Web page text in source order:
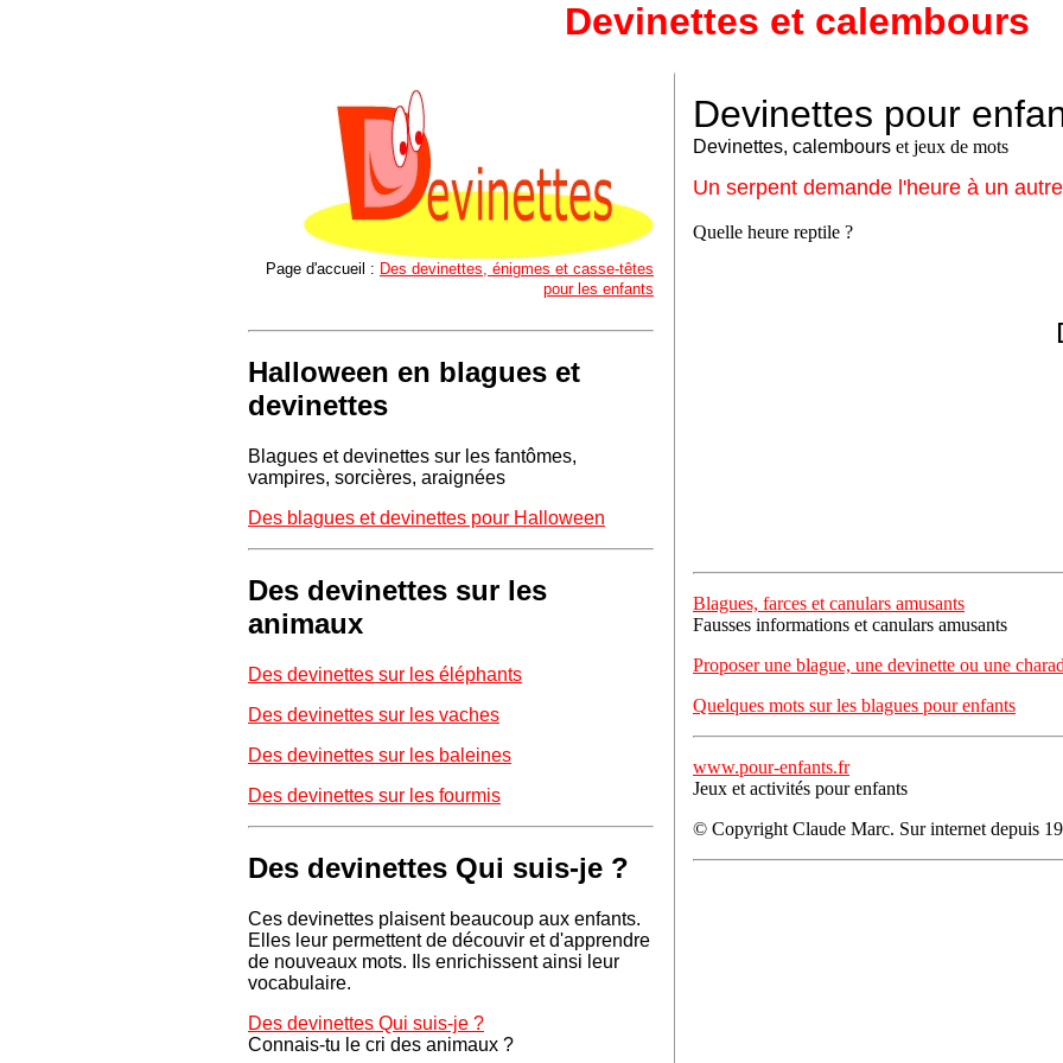
Devinettes et calembours
Page d'accueil : Des devinettes, énigmes et casse-têtes
pour les enfants
Halloween en blagues et
devinettes
Blagues et devinettes sur les fantômes,
vampires, sorcières, araignées
Des blagues et devinettes pour Halloween
Des devinettes sur les
animaux
Des devinettes sur les éléphants
Des devinettes sur les vaches
Des devinettes sur les baleines
Des devinettes sur les fourmis
Des devinettes Qui suis-je ?
Ces devinettes plaisent beaucoup aux enfants.
Elles leur permettent de découvir et d'apprendre
de nouveaux mots. Ils enrichissent ainsi leur
vocabulaire.
Des devinettes Qui suis-je ?
Connais-tu le cri des animaux ?
Devinettes pour
Devinettes, calembours et jeux de mots
Un serpent demande l'heure à un
Quelle heure reptile ?
Blagues, farces et canulars amusants
Fausses informations et canulars amusants
Proposer une blague, une devinette ou une
Quelques mots sur les blagues pour enfants
www.pour-enfants.fr
Jeux et activités pour enfants
© Copyright Claude Marc. Sur internet depuis